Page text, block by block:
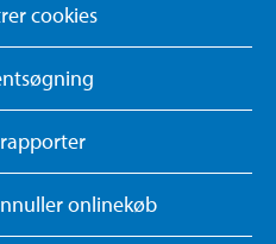
cookies
onlinekøb